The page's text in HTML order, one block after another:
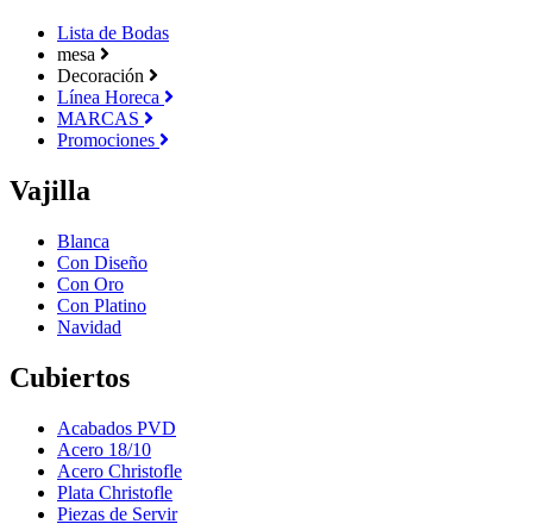
Lista de Bodas
mesa
Decoración
Línea Horeca
MARCAS
Promociones
Vajilla
Blanca
Con Diseño
Con Oro
Con Platino
Navidad
Cubiertos
Acabados PVD
Acero 18/10
Acero Christofle
Plata Christofle
Piezas de Servir